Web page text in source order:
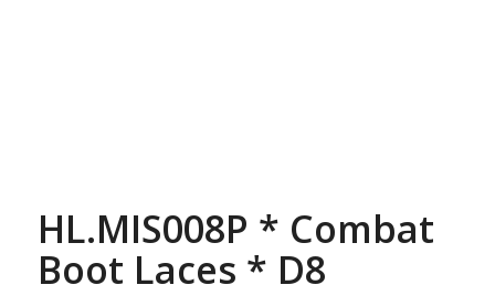
HL.MIS008P * Combat
Boot Laces * D8